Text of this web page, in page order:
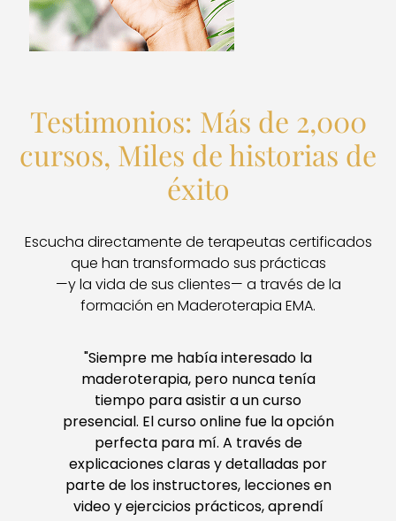
Testimonios: Más de 2,000
cursos, Miles de historias de
éxito
Escucha directamente de terapeutas certificados
que han transformado sus prácticas
—y la vida de sus clientes— a través de la
formación en Maderoterapia EMA.
"Siempre me había interesado la
maderoterapia, pero nunca tenía
tiempo para asistir a un curso
presencial. El curso online fue la opción
perfecta para mí. A través de
explicaciones claras y detalladas por
parte de los instructores, lecciones en
video y ejercicios prácticos, aprendí